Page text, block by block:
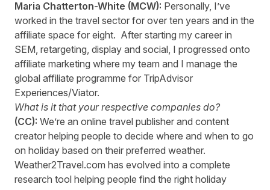
Maria Chatterton-White (MCW): Personally, I’ve
worked in the travel sector for over ten years and in the
affiliate space for eight. After starting my career in
SEM, retargeting, display and social, I progressed onto
affiliate marketing where my team and I manage the
global affiliate programme for TripAdvisor
Experiences/Viator.
What is it that your respective companies do?
(CC): We’re an online travel publisher and content
creator helping people to decide where and when to go
on holiday based on their preferred weather.
Weather2Travel.com has evolved into a complete
research tool helping people find the right holiday